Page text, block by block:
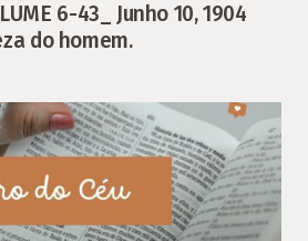
6-43_ Junho 10, 1904
do homem.